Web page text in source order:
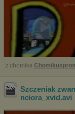
z chomika
Szczeniak
nciora_xvid .avi